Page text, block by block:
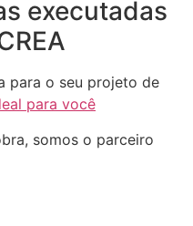
executadas
para o seu projeto de
para você
somos o parceiro